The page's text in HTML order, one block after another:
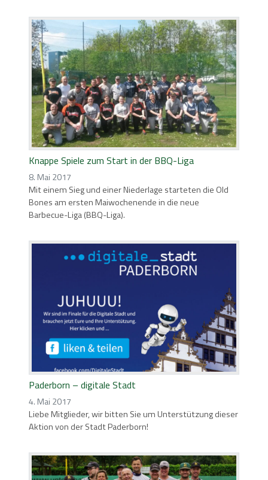
Knappe Spiele zum Start in der BBQ-Liga
8. Mai 2017
Mit einem Sieg und einer Niederlage starteten die Old
Bones am ersten Maiwochenende in die neue
Barbecue-Liga (BBQ-Liga).
Paderborn – digitale Stadt
4. Mai 2017
Liebe Mitglieder, wir bitten Sie um Unterstützung dieser
Aktion von der Stadt Paderborn!